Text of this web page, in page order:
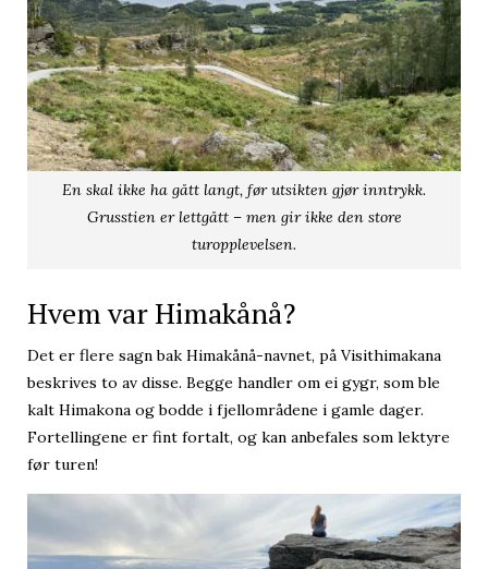
En skal ikke ha gått langt, før utsikten gjør inntrykk.
Grusstien er lettgått – men gir ikke den store
turopplevelsen.
Hvem var Himakånå?
Det er flere sagn bak Himakånå-navnet, på Visithimakana
beskrives to av disse. Begge handler om ei gygr, som ble
kalt Himakona og bodde i fjellområdene i gamle dager.
Fortellingene er fint fortalt, og kan anbefales som lektyre
før turen!